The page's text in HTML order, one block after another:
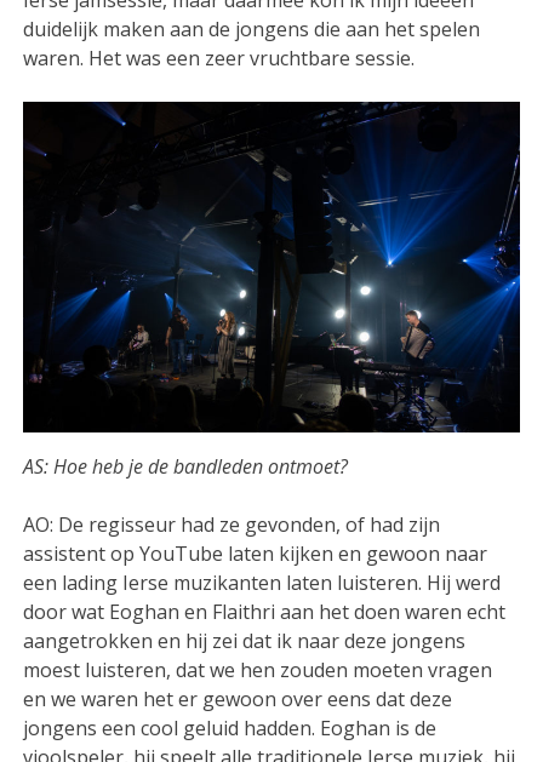
duidelijk maken aan de jongens die aan het spelen
waren. Het was een zeer vruchtbare sessie.
AS: Hoe heb je de bandleden ontmoet?
AO: De regisseur had ze gevonden, of had zijn
assistent op YouTube laten kijken en gewoon naar
een lading Ierse muzikanten laten luisteren. Hij werd
door wat Eoghan en Flaithri aan het doen waren echt
aangetrokken en hij zei dat ik naar deze jongens
moest luisteren, dat we hen zouden moeten vragen
en we waren het er gewoon over eens dat deze
jongens een cool geluid hadden. Eoghan is de